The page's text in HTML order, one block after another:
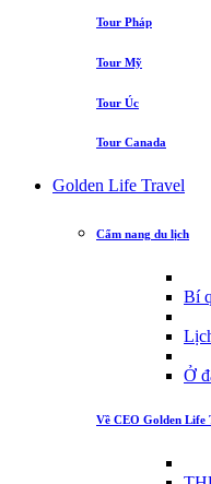
Tour Pháp
Tour Mỹ
Tour Úc
Tour Canada
Golden Life Travel
Cẩm nang du lịch
Bí
Ở
Về CEO Golden Life